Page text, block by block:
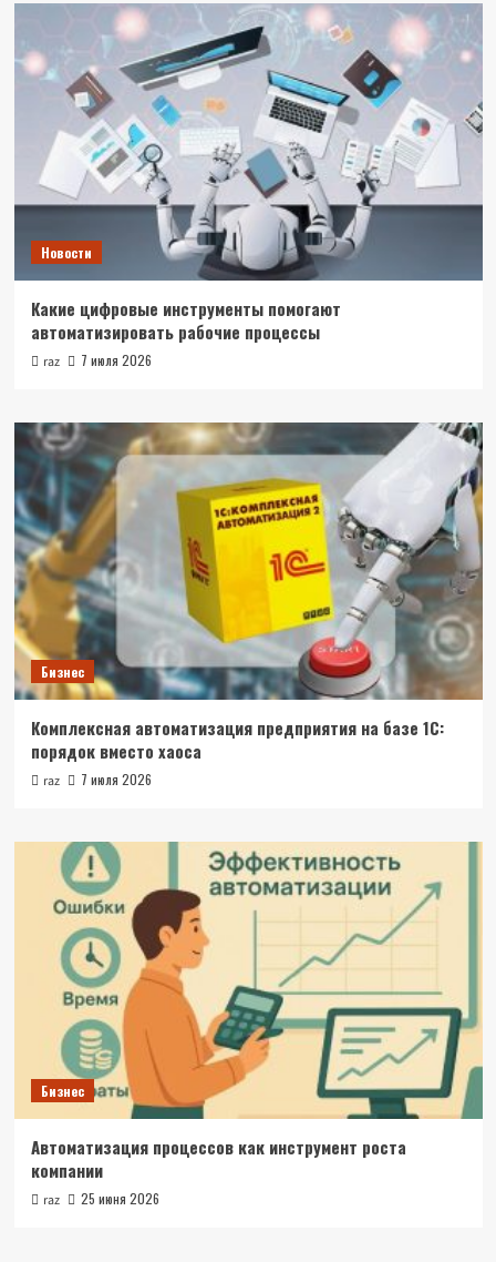
Новости
Какие цифровые инструменты помогают
автоматизировать рабочие процессы
raz 7 июля 2026
Бизнес
Комплексная автоматизация предприятия на базе 1С:
порядок вместо хаоса
raz 7 июля 2026
Бизнес
Автоматизация процессов как инструмент роста
компании
raz 25 июня 2026